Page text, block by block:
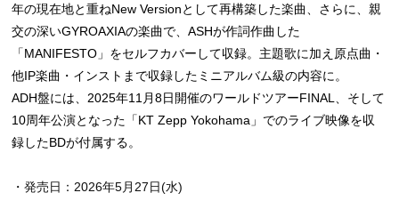
年の現在地と重ねNew Versionとして再構築した楽曲、さらに、親
交の深いGYROAXIAの楽曲で、ASHが作詞作曲した
「MANIFESTO」をセルフカバーして収録。主題歌に加え原点曲・
他IP楽曲・インストまで収録したミニアルバム級の内容に。
ADH盤には、2025年11月8日開催のワールドツアーFINAL、そして
10周年公演となった「KT Zepp Yokohama」でのライブ映像を収
録したBDが付属する。
・発売日：2026年5月27日(水)